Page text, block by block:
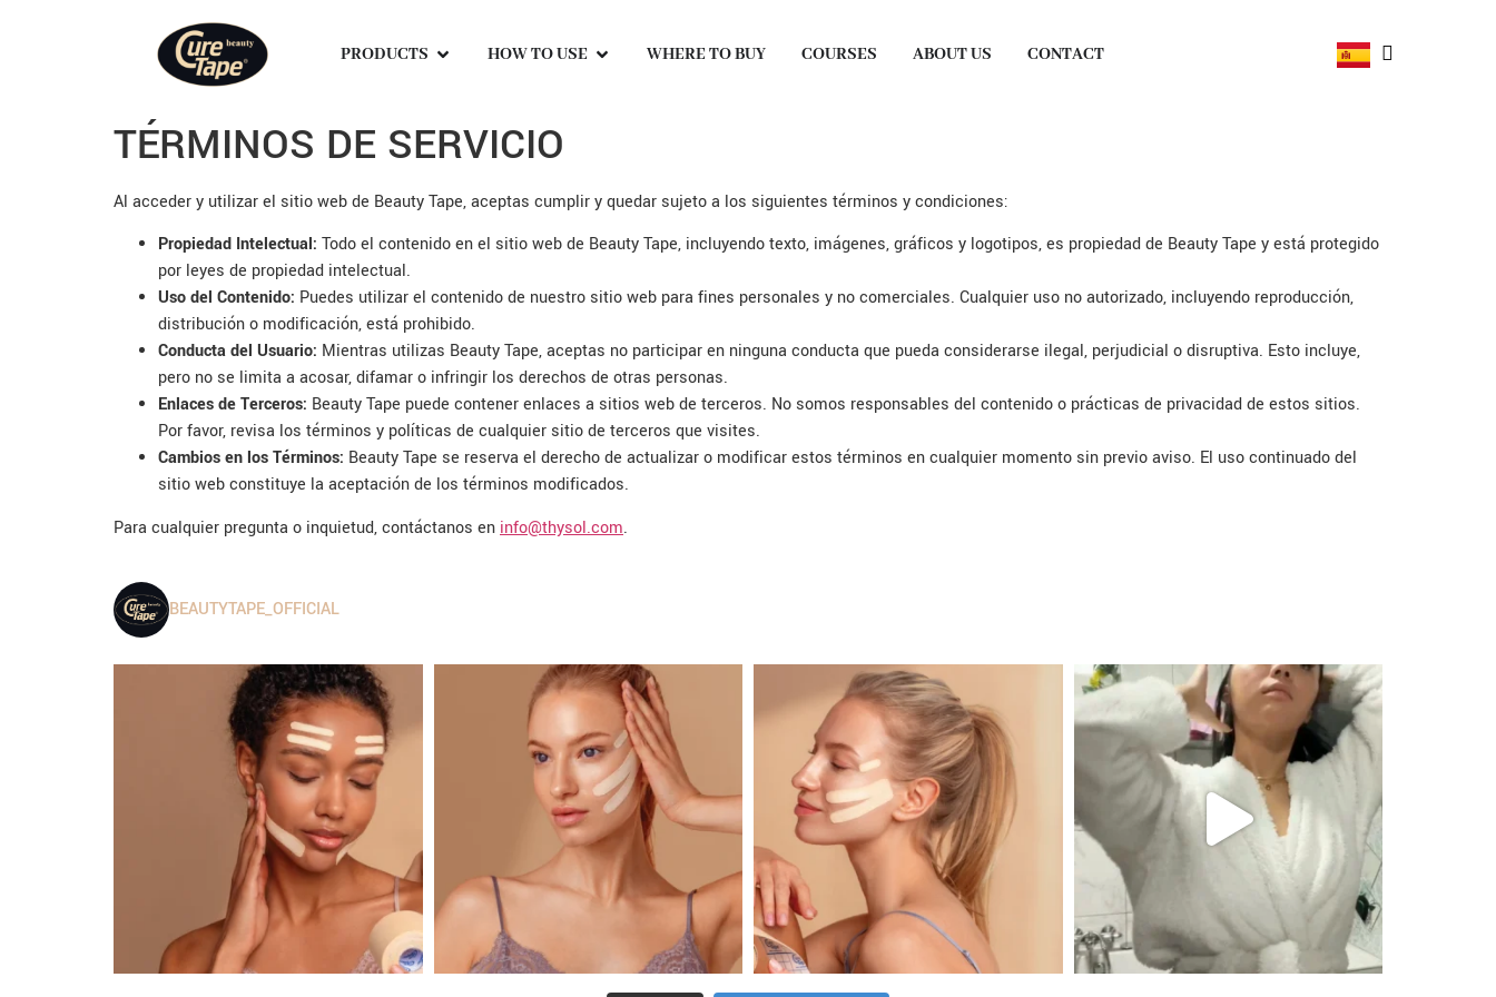
PRODUCTS HOW TO USE WHERE TO BUY COURSES ABOUT US CONTACT
TÉRMINOS DE SERVICIO
Al acceder y utilizar el sitio web de Beauty Tape, aceptas cumplir y quedar sujeto a los siguientes términos y condiciones:
Propiedad Intelectual: Todo el contenido en el sitio web de Beauty Tape, incluyendo texto, imágenes, gráficos y logotipos, es propiedad de Beauty Tape y está protegido
por leyes de propiedad intelectual.
Uso del Contenido: Puedes utilizar el contenido de nuestro sitio web para fines personales y no comerciales. Cualquier uso no autorizado, incluyendo reproducción,
distribución o modificación, está prohibido.
Conducta del Usuario: Mientras utilizas Beauty Tape, aceptas no participar en ninguna conducta que pueda considerarse ilegal, perjudicial o disruptiva. Esto incluye,
pero no se limita a acosar, difamar o infringir los derechos de otras personas.
Enlaces de Terceros: Beauty Tape puede contener enlaces a sitios web de terceros. No somos responsables del contenido o prácticas de privacidad de estos sitios.
Por favor, revisa los términos y políticas de cualquier sitio de terceros que visites.
Cambios en los Términos: Beauty Tape se reserva el derecho de actualizar o modificar estos términos en cualquier momento sin previo aviso. El uso continuado del
sitio web constituye la aceptación de los términos modificados.
Para cualquier pregunta o inquietud, contáctanos en info@thysol.com.
BEAUTYTAPE_OFFICIAL